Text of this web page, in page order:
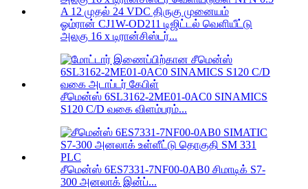
ஓம்ரான் CJ1W-OD211 டிஜிட்டல் வெளியீட்டு
அலகு 16 x டிரான்சிஸ்டர்...
சீமென்ஸ் 6SL3162-2ME01-0AC0 SINAMICS
S120 C/D வகை விளம்பரம்...
சீமென்ஸ் 6ES7331-7NF00-0AB0 சிமாடிக் S7-
300 அனலாக் இன்ப்...